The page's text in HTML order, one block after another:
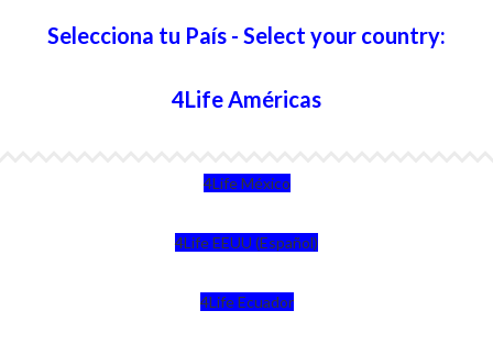
Selecciona tu País - Select your country:
4Life Américas
4Life México
4Life EEUU (Español)
4Life Ecuador